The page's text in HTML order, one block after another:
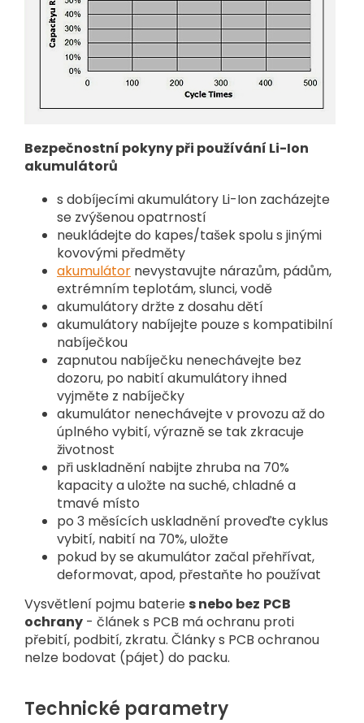
Bezpečnostní pokyny při používání Li-Ion
akumulátorů
s dobíjecími akumulátory Li-Ion zacházejte
se zvýšenou opatrností
neukládejte do kapes/tašek spolu s jinými
kovovými předměty
akumulátor nevystavujte nárazům, pádům,
extrémním teplotám, slunci, vodě
akumulátory držte z dosahu dětí
akumulátory nabíjejte pouze s kompatibilní
nabíječkou
zapnutou nabíječku nenechávejte bez
dozoru, po nabití akumulátory ihned
vyjměte z nabíječky
akumulátor nenechávejte v provozu až do
úplného vybití, výrazně se tak zkracuje
životnost
při uskladnění nabijte zhruba na 70%
kapacity a uložte na suché, chladné a
tmavé místo
po 3 měsících uskladnění proveďte cyklus
vybití, nabití na 70%, uložte
pokud by se akumulátor začal přehřívat,
deformovat, apod, přestaňte ho používat
Vysvětlení pojmu baterie s nebo bez PCB
ochrany - článek s PCB má ochranu proti
přebití, podbití, zkratu. Články s PCB ochranou
nelze bodovat (pájet) do packu.
Technické parametry